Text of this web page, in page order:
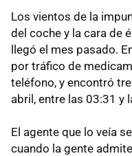
Los vientos de la
del coche y la cara de
llegó el mes pasado.
por tráfico de
teléfono, y encontró
abril, entre las 03:31 y
El agente que lo veía
cuando la gente